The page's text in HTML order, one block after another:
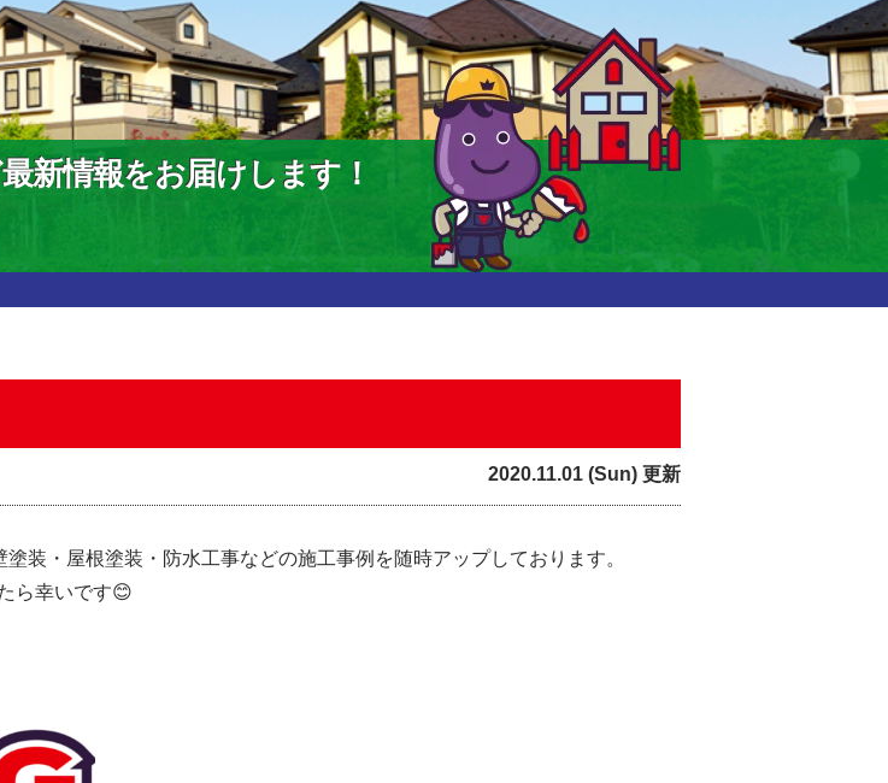
新情報をお届けします！
2020.11.01 (Sun) 更新
装・屋根塗装・防水工事などの施工事例を随時アップしております。
ら幸いです😊